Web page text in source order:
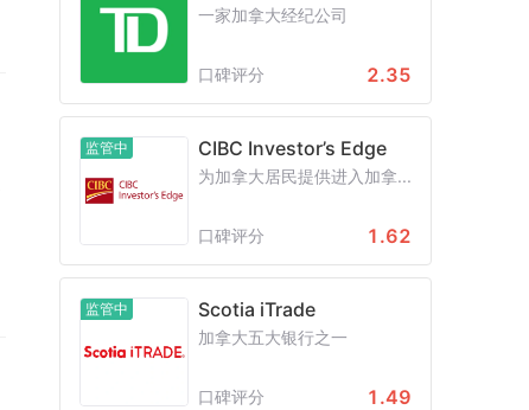
一家加拿大经纪公司
口碑评分 2.35
监管中 CIBC Investor’s Edge
为加拿大居民提供进入加拿...
口碑评分 1.62
监管中 Scotia iTrade
加拿大五大银行之一
口碑评分 1.49